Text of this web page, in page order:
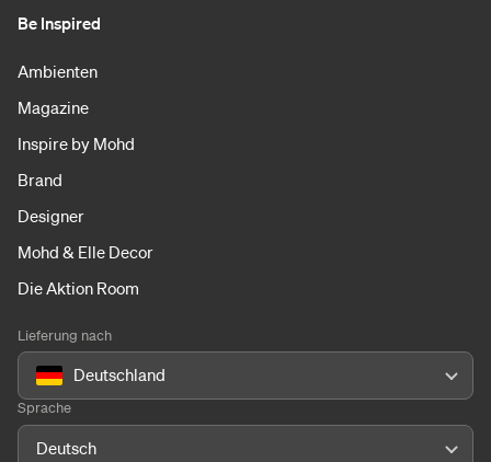
Be Inspired
Ambienten
Magazine
Inspire by Mohd
Brand
Designer
Mohd & Elle Decor
Die Aktion Room
Lieferung nach
Deutschland
Sprache
Deutsch